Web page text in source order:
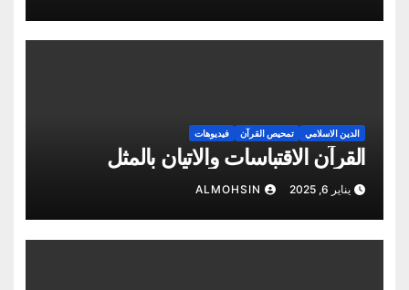
الدين الاسلامي تمحيص القرآن فيديوهات
القرآن الاقتباسات والاتيان بالمثل
يناير 6, 2025 ALMOHSIN